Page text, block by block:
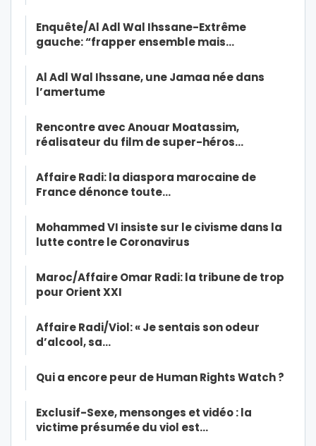
Enquête/Al Adl Wal Ihssane-Extrême
gauche: “frapper ensemble mais…
Al Adl Wal Ihssane, une Jamaa née dans
l’amertume
Rencontre avec Anouar Moatassim,
réalisateur du film de super-héros…
Affaire Radi: la diaspora marocaine de
France dénonce toute…
Mohammed VI insiste sur le civisme dans la
lutte contre le Coronavirus
Maroc/Affaire Omar Radi: la tribune de trop
pour Orient XXI
Affaire Radi/Viol: « Je sentais son odeur
d’alcool, sa…
Qui a encore peur de Human Rights Watch ?
Exclusif-Sexe, mensonges et vidéo : la
victime présumée du viol est…